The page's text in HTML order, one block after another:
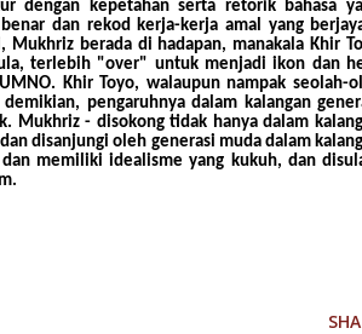
dengan kepetahan serta retorik bahasa
dan rekod kerja-kerja amal yang
berada di hadapan, manakala Khir
terlebih "over" untuk menjadi ikon dan
Khir Toyo, walaupun nampak seolah-
pengaruhnya dalam kalangan
Mukhriz - disokong tidak hanya dalam
disanjungi oleh generasi muda dalam
memiliki idealisme yang kukuh, dan